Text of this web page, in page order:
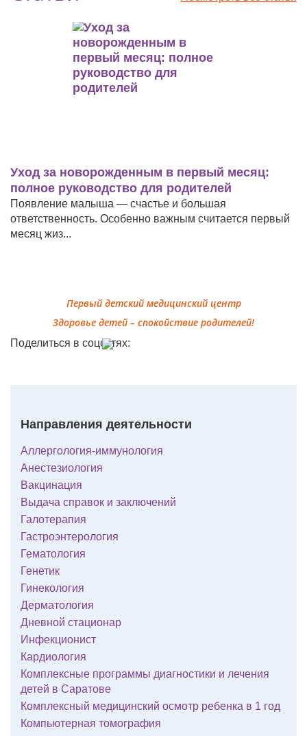
Уход за новорожденным в первый месяц:
полное руководство для родителей
Появление малыша — счастье и большая
ответственность. Особенно важным считается первый
месяц жиз...
Первый детский медицинский центр
Здоровье детей – спокойствие родителей!
Поделиться в соцсетях:
Направления деятельности
Аллергология-иммунология
Анестезиология
Вакцинация
Выдача справок и заключений
Галотерапия
Гастроэнтерология
Гематология
Генетик
Гинекология
Дерматология
Дневной стационар
Инфекционист
Кардиология
Комплексные программы диагностики и лечения
детей в Саратове
Комплексный медицинский осмотр ребенка в 1 год
Компьютерная томография